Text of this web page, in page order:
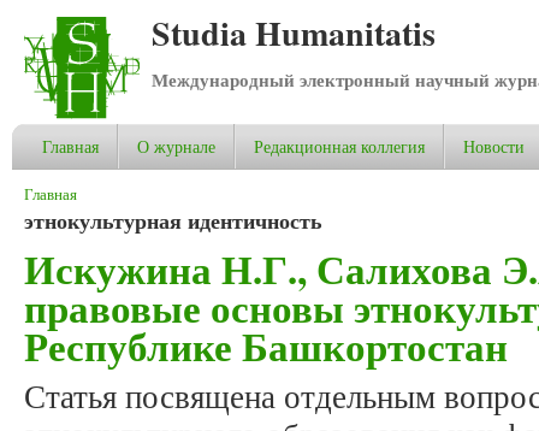
Studia Humanitatis
Международный электронный научный
Главная О журнале Редакционная коллегия Новости
Вы здесь
Главная
этнокультурная идентичность
Искужина Н.Г., Салихова
правовые основы
Республике Башкортостан
Статья посвящена отдельным